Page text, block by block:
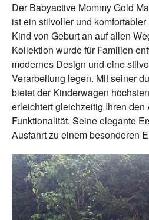
Der Babyactive Mommy Gold
ist ein stilvoller und
Kind von Geburt an auf allen
Kollektion wurde für Familien
modernes Design und eine
Verarbeitung legen. Mit seiner
bietet der Kinderwagen
erleichtert gleichzeitig Ihren
Funktionalität. Seine elegante
Ausfahrt zu einem besonderen